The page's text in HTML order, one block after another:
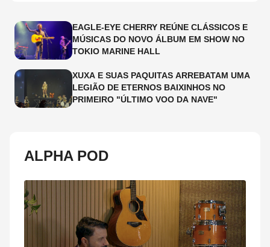
EAGLE-EYE CHERRY REÚNE CLÁSSICOS E
MÚSICAS DO NOVO ÁLBUM EM SHOW NO
TOKIO MARINE HALL
XUXA E SUAS PAQUITAS ARREBATAM UMA
LEGIÃO DE ETERNOS BAIXINHOS NO
PRIMEIRO "ÚLTIMO VOO DA NAVE"
ALPHA POD